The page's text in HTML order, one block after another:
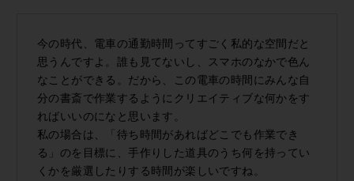
今の時代、電車の通勤時間ってすごく私的な空間だと
思うんですよ。誰も見てないし、スマホのなかで色ん
なことができる。だから、この電車の時間にみんな自
分の書斎で作業するようにクリエイティブな何かをす
ればいいのになと思います。
私の場合は、「待ち時間があればどこでも作業でき
る」のを目標に、手作りした道具のうち何を持ってい
くかを厳選したりする時間が楽しいですね。